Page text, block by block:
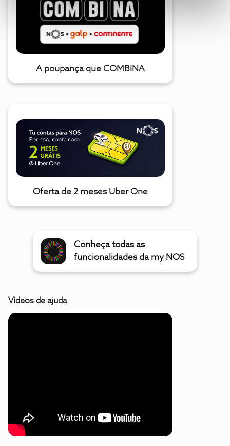
A poupança que COMBINA
Oferta de 2 meses Uber One
Conheça todas as
funcionalidades da my NOS
Vídeos de ajuda